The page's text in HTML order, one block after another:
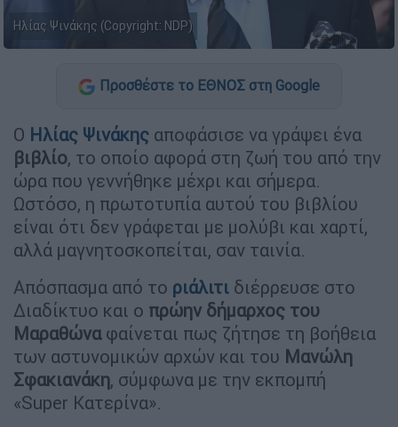
Ηλίας Ψινάκης (Copyright: NDP)
Προσθέστε το ΕΘΝΟΣ στη Google
Ο Ηλίας Ψινάκης αποφάσισε να γράψει ένα
βιβλίο, το οποίο αφορά στη ζωή του από την
ώρα που γεννήθηκε μέχρι και σήμερα.
Ωστόσο, η πρωτοτυπία αυτού του βιβλίου
είναι ότι δεν γράφεται με μολύβι και χαρτί,
αλλά μαγνητοσκοπείται, σαν ταινία.
Απόσπασμα από το ριάλιτι διέρρευσε στο
Διαδίκτυο και ο πρώην δήμαρχος του
Μαραθώναφαίνεται πως ζήτησε τη βοήθεια
των αστυνομικών αρχών και του Μανώλη
Σφακιανάκη, σύμφωνα με την εκπομπή
«Super Κατερίνα».